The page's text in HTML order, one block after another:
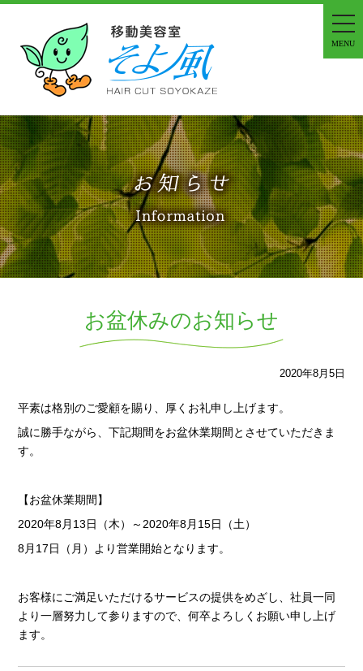
MENU
お盆休みのお知らせ
2020年8月5日
平素は格別のご愛顧を賜り、厚くお礼申し上げます。
誠に勝手ながら、下記期間をお盆休業期間とさせていただきま
す。
【お盆休業期間】
2020年8月13日（木）～2020年8月15日（土）
8月17日（月）より営業開始となります。
お客様にご満足いただけるサービスの提供をめざし、社員一同
より一層努力して参りますので、何卒よろしくお願い申し上げ
ます。